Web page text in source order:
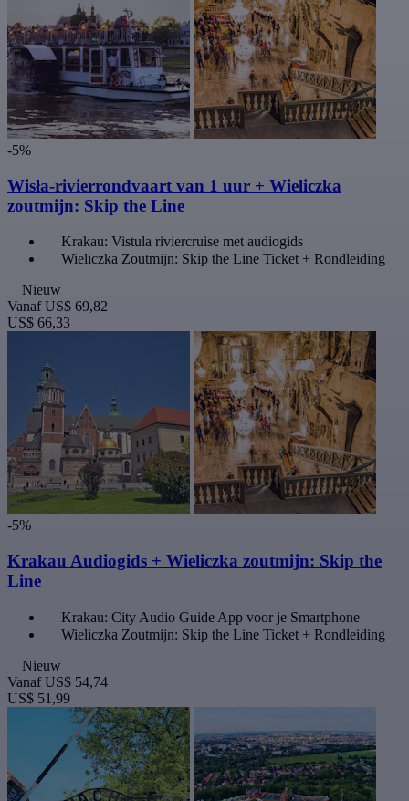
-5%
Wisła-rivierrondvaart van 1 uur + Wieliczka
zoutmijn: Skip the Line
Krakau: Vistula riviercruise met audiogids
Wieliczka Zoutmijn: Skip the Line Ticket + Rondleiding
Nieuw
Vanaf US$ 69,82
US$ 66,33
-5%
Krakau Audiogids + Wieliczka zoutmijn: Skip the
Line
Krakau: City Audio Guide App voor je Smartphone
Wieliczka Zoutmijn: Skip the Line Ticket + Rondleiding
Nieuw
Vanaf US$ 54,74
US$ 51,99